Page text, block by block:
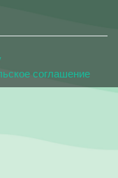
соглашение